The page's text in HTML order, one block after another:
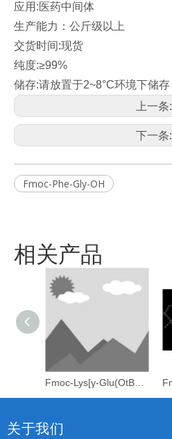
应用:医药中间体
生产能力：公斤级以上
交货时间:现货
纯度:≥99%
储存:请放置于2~8°C环境下储存
上一条:
下一条:
Fmoc-Phe-Gly-OH
相关产品
Fmoc-Lys[γ-Glu(OtBu)-C20-OtBu]-OH
关于我们